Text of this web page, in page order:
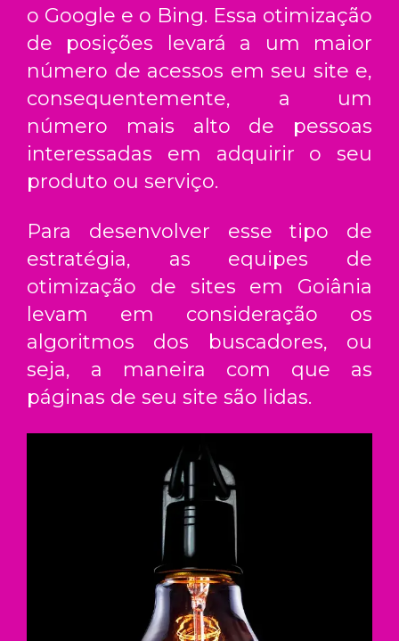
o Google e o Bing. Essa otimização
de posições levará a um maior
número de acessos em seu site e,
consequentemente, a um
número mais alto de pessoas
interessadas em adquirir o seu
produto ou serviço.
Para desenvolver esse tipo de
estratégia, as equipes de
otimização de sites em Goiânia
levam em consideração os
algoritmos dos buscadores, ou
seja, a maneira com que as
páginas de seu site são lidas.